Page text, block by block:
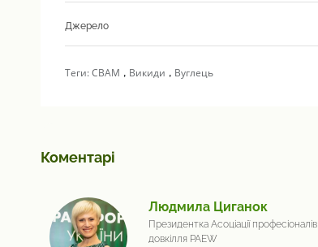
Джерело
Теги:CBAM , Викиди , Вуглець
Коментарі
Людмила Циганок
Президентка Асоціації професіоналів
довкілля PAEW